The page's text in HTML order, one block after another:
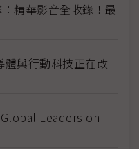
精華影音全收錄！最
體與行動科技正在改
Leaders on